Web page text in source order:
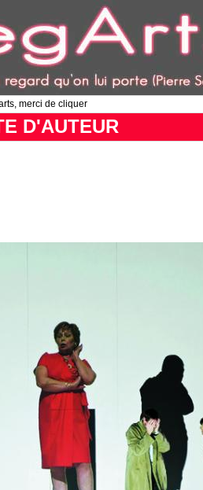
merci de cliquer
D'AUTEUR